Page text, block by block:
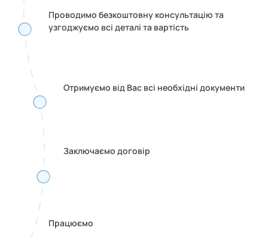
Проводимо безкоштовну консультацію та
узгоджуємо всі деталі та вартість
Отримуємо від Вас всі необхідні документи
Заключаємо договір
Працюємо